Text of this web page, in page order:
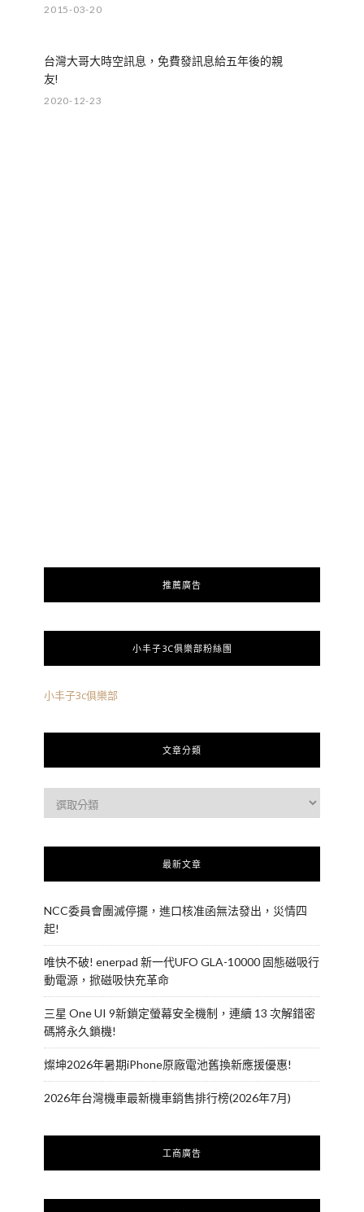
2015-03-20
台灣大哥大時空訊息，免費發訊息給五年後的親
友!
2020-12-23
推薦廣告
小丰子3C俱樂部粉絲團
小丰子3c俱樂部
文章分類
最新文章
NCC委員會團滅停擺，進口核准函無法發出，災情四
起!
唯快不破! enerpad 新一代UFO GLA-10000 固態磁吸行
動電源，掀磁吸快充革命
三星 One UI 9新鎖定螢幕安全機制，連續 13 次解錯密
碼將永久鎖機!
燦坤2026年暑期iPhone原廠電池舊換新應援優惠!
2026年台灣機車最新機車銷售排行榜(2026年7月)
工商廣告